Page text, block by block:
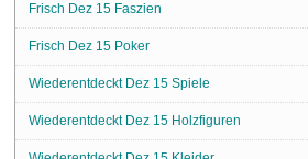
Frisch Dez 15 Faszien
Frisch Dez 15 Poker
Wiederentdeckt Dez 15 Spiele
Wiederentdeckt Dez 15 Holzfiguren